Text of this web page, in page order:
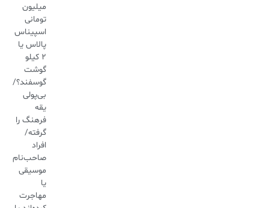
میلیون
تومانی
اسپیناس
پالاس یا
۲ کیلو
گوشت
گوسفند؟/
بی‌پولی
یقه
فرهنگ را
گرفته/
افراد
صاحب‌نام
موسیقی
یا
مهاجرت